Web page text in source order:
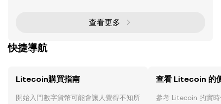
這些 ETF 的細節、市場表現以及它們對加密貨幣生態
系統的更廣泛影響。 什麼是 Hedera 和
查看更多
快捷導航
Litecoin購買指南
開始入門數字貨幣可能會讓人覺得不知所
查看 Litecoin 的
參考 Litecoin 的實